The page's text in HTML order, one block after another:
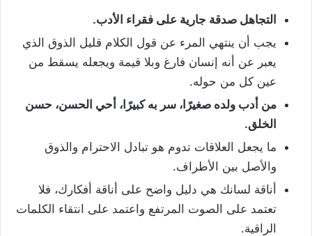
التجاهل صدقة جارية على فقراء الأدب.
يجب أن ينتهي المرء عن قول الكلام قليل الذوق الذي
يعبر عن أنه إنسان فارغ وبلا قيمة ويجعله يسقط من
عين كل من حوله.
من أدب ولده صغيرًا، سر به كبيرًا، أحي الحسن، حسن
الخلق.
ما يجعل العلاقات تدوم هو تبادل الاحترام والذوق
والأصل بين الأطراف.
أناقة لسانك هي دليل واضح على أناقة أفكارك، فلا
تعتمد على الصوت المرتفع واعتمد على انتقاء الكلمات
الراقية.